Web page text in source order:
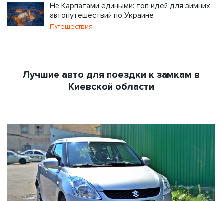
Не Карпатами едиными: топ идей для зимних
автопутешествий по Украине
Путешествия
Лучшие авто для поездки к замкам в
Киевской области